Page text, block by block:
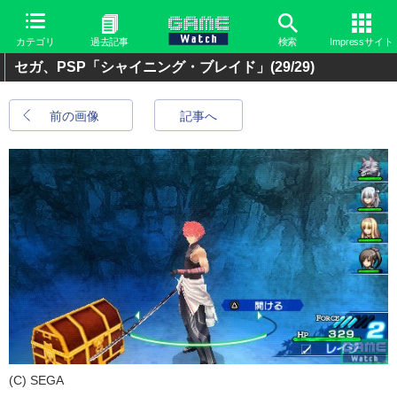
カテゴリ 過去記事 検索 Impressサイト
セガ、PSP「シャイニング・ブレイド」 (29/29)
前の画像 記事へ
(C) SEGA